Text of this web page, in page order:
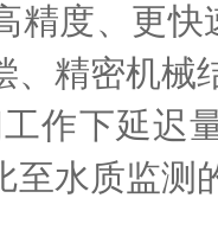
精度、更
、精密机械
作下延迟
至水质监测